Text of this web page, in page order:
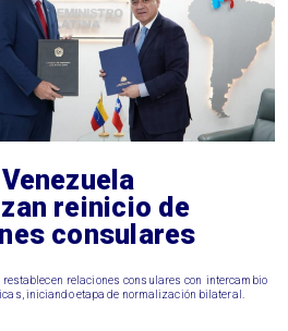
reinicio de
consulares
restablecen relaciones consulares con intercambio
iniciando etapa de normalización bilateral.